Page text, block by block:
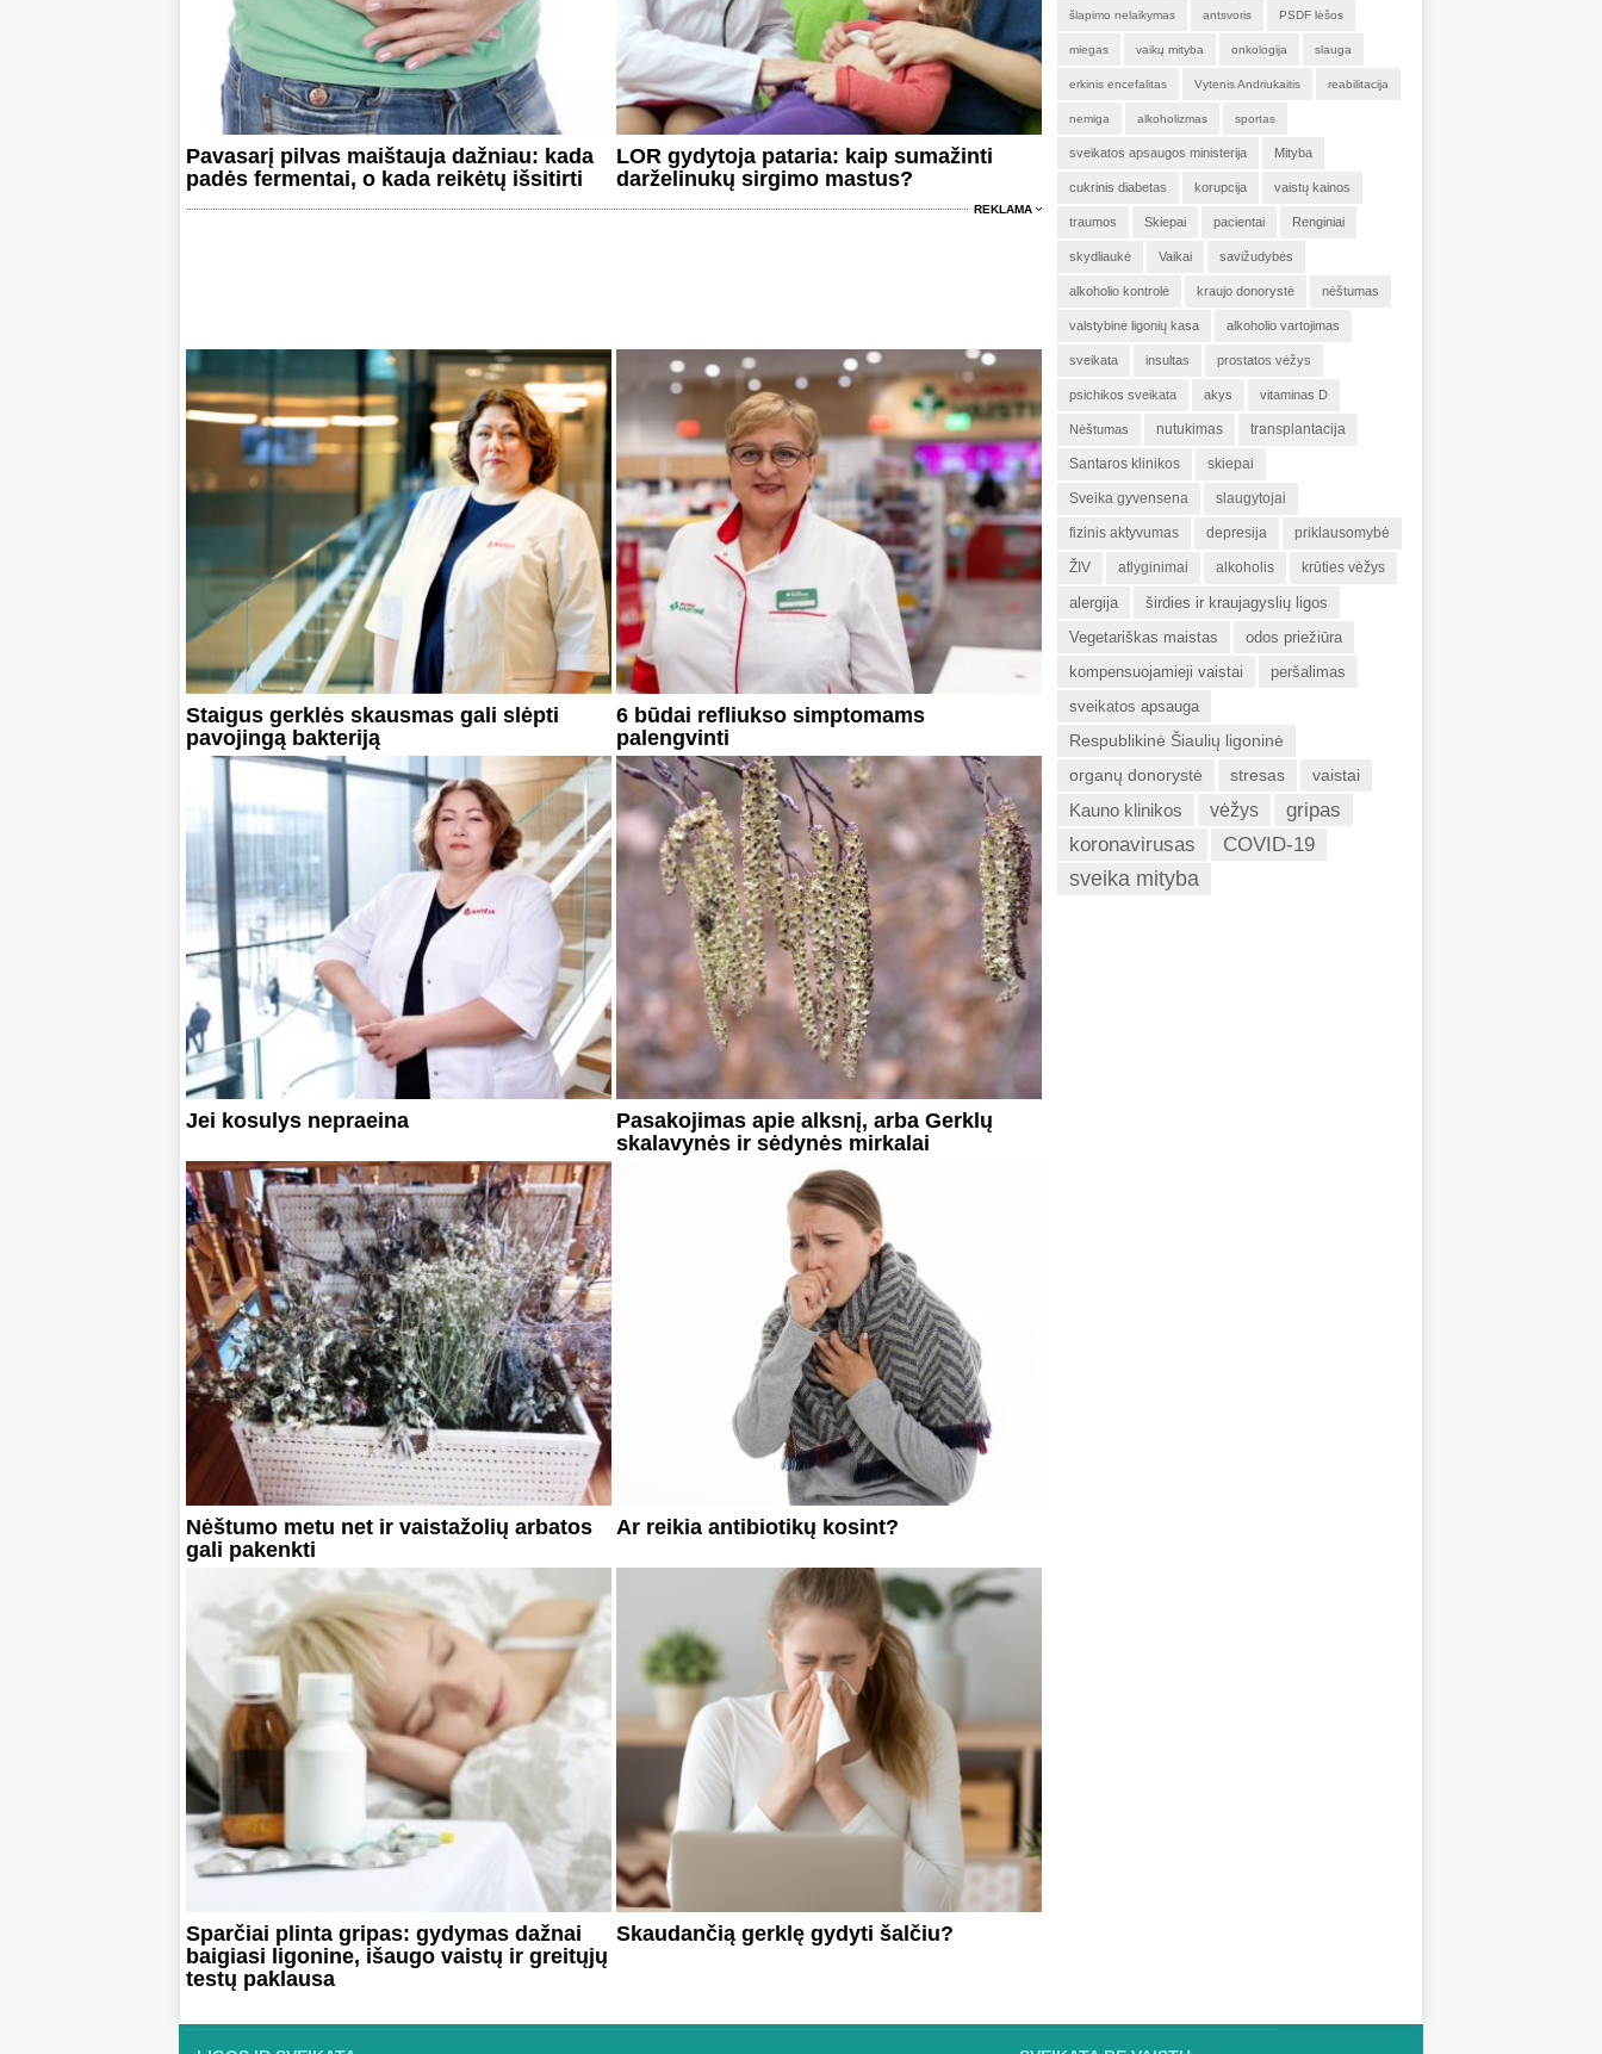
Pavasarį pilvas maištauja dažniau: kada
padės fermentai, o kada reikėtų išsitirti
LOR gydytoja pataria: kaip sumažinti
darželinukų sirgimo mastus?
REKLAMA
Staigus gerklės skausmas gali slėpti
pavojingą bakteriją
6 būdai refliukso simptomams
palengvinti
Jei kosulys nepraeina
Pasakojimas apie alksnį, arba Gerklų
skalavynės ir sėdynės mirkalai
Nėštumo metu net ir vaistažolių arbatos
gali pakenkti
Ar reikia antibiotikų kosint?
Sparčiai plinta gripas: gydymas dažnai
baigiasi ligonine, išaugo vaistų ir greitųjų
testų paklausa
Skaudančią gerklę gydyti šalčiu?
šlapimo nelaikymas antsvoris PSDF lėšos
miegas vaikų mityba onkologija slauga
erkinis encefalitas Vytenis Andriukaitis reabilitacija
nemiga alkoholizmas sportas
sveikatos apsaugos ministerija Mityba
cukrinis diabetas korupcija vaistų kainos
traumos Skiepai pacientai Renginiai
skydliaukė Vaikai savižudybės
alkoholio kontrolė kraujo donorystė nėštumas
valstybinė ligonių kasa alkoholio vartojimas
sveikata insultas prostatos vėžys
psichikos sveikata akys vitaminas D
Nėštumas nutukimas transplantacija
Santaros klinikos skiepai
Sveika gyvensena slaugytojai
fizinis aktyvumas depresija priklausomybė
ŽIV atlyginimai alkoholis krūties vėžys
alergija
širdies ir kraujagyslių ligos
Vegetariškas maistas
odos priežiūra
kompensuojamieji vaistai
peršalimas
sveikatos apsauga
Respublikinė Šiaulių ligoninė
organų donorystė
stresas vaistai
Kauno klinikos vėžys
gripas
koronavirusas
COVID-19
sveika mityba